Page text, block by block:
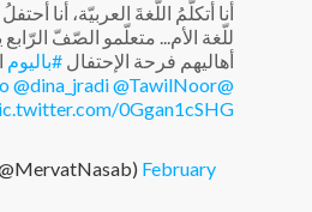
أنا أتكلّمُ اللّغةَ العربيّة، أنا
للّغة الأم... متعلّمو الصّفّ
أهاليهم فرحة الإحتفال #باليوم
@Hhhsinfo
@dina_jradi@TawilNoor
0Ggan1cSHG
February